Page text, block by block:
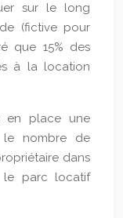
sur le long
(fictive pour
que 15% des
à la location
en place une
le nombre de
dans
le parc locatif